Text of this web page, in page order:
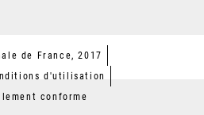
de France, 2017
d'utilisation
conforme